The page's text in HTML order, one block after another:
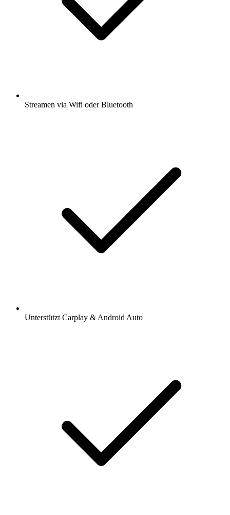
Streamen via Wifi oder Bluetooth
Unterstützt Carplay & Android Auto